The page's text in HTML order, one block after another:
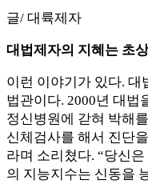
글/ 대륙제자
대법제자의 지혜는 초
이런 이야기가 있다. 대
법관이다. 2000년 대법
정신병원에 갇혀 박해
신체검사를 해서 진단
라며 소리쳤다. “당신
의 지능지수는 신동을